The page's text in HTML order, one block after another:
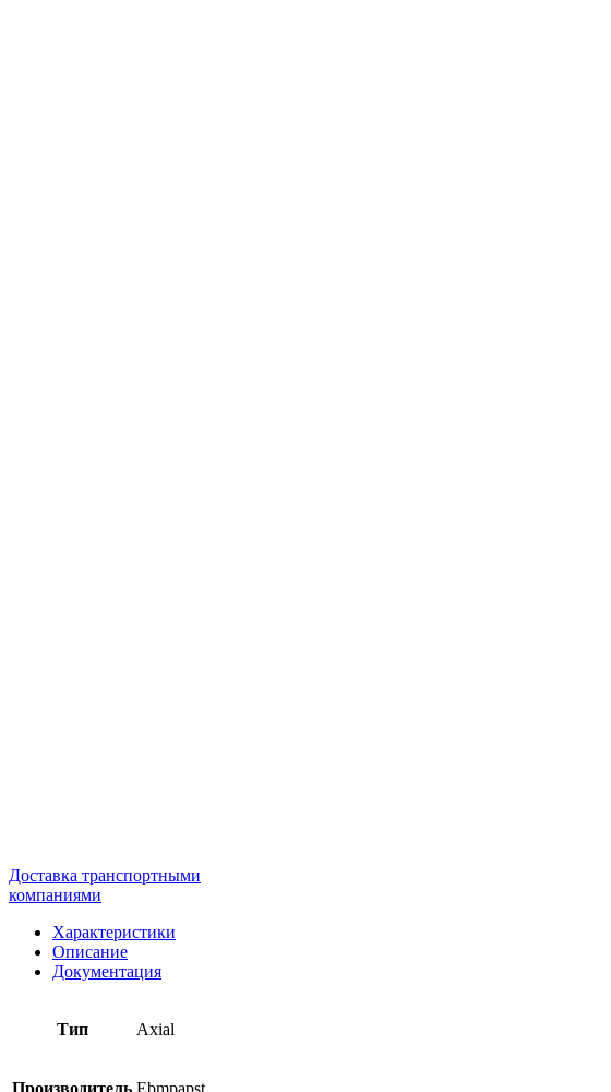
Доставка транспортными
компаниями
Характеристики
Описание
Документация
Тип Axial